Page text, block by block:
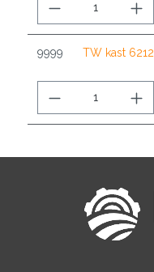
9999 TW kast 6212